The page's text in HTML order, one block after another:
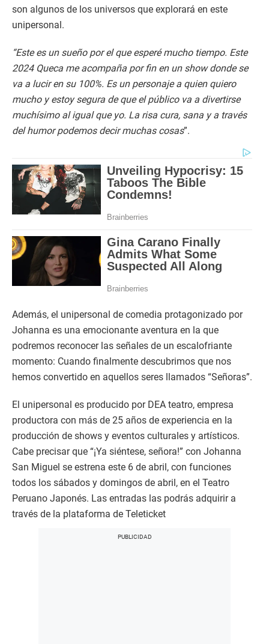
son algunos de los universos que explorará en este
unipersonal.
“Este es un sueño por el que esperé mucho tiempo. Este
2024 Queca me acompaña por fin en un show donde se
va a lucir en su 100%. Es un personaje a quien quiero
mucho y estoy segura de que el público va a divertirse
muchísimo al igual que yo. La risa cura, sana y a través
del humor podemos decir muchas cosas”.
Además, el unipersonal de comedia protagonizado por
Johanna es una emocionante aventura en la que
podremos reconocer las señales de un escalofriante
momento: Cuando finalmente descubrimos que nos
hemos convertido en aquellos seres llamados “Señoras”.
El unipersonal es producido por DEA teatro, empresa
productora con más de 25 años de experiencia en la
producción de shows y eventos culturales y artísticos.
Cabe precisar que “¡Ya siéntese, señora!” con Johanna
San Miguel se estrena este 6 de abril, con funciones
todos los sábados y domingos de abril, en el Teatro
Peruano Japonés. Las entradas las podrás adquirir a
través de la plataforma de Teleticket